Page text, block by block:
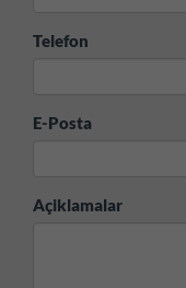
Telefon
E-Posta
Açiklamalar